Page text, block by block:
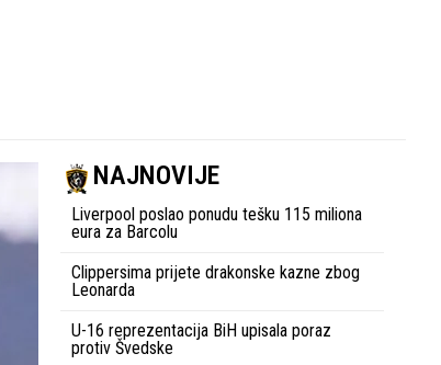
NAJNOVIJE
Liverpool poslao ponudu tešku 115 miliona
eura za Barcolu
Clippersima prijete drakonske kazne zbog
Leonarda
U-16 reprezentacija BiH upisala poraz
protiv Švedske